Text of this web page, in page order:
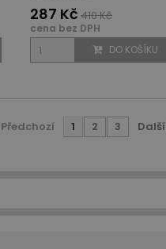
287 Kč 410 Kč
cena bez DPH
DO KOŠÍKU
Předchozí 1 2 3 Další